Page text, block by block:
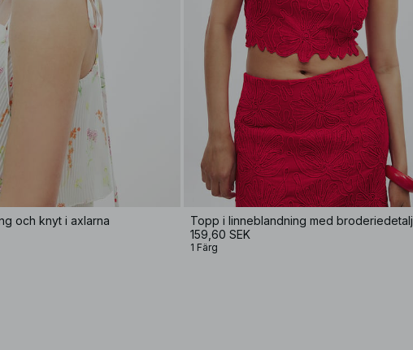
och knyt i axlarna
Topp i linneblandning med broderiedetalj
159,60 SEK
1 Färg